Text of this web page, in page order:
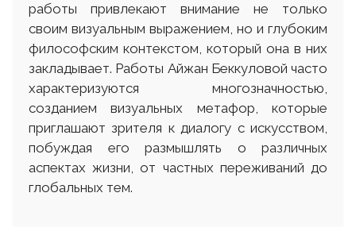
работы привлекают внимание не только
своим визуальным выражением, но и глубоким
философским контекстом, который она в них
закладывает. Работы Айжан Беккуловой часто
характеризуются многозначностью,
созданием визуальных метафор, которые
приглашают зрителя к диалогу с искусством,
побуждая его размышлять о различных
аспектах жизни, от частных переживаний до
глобальных тем.